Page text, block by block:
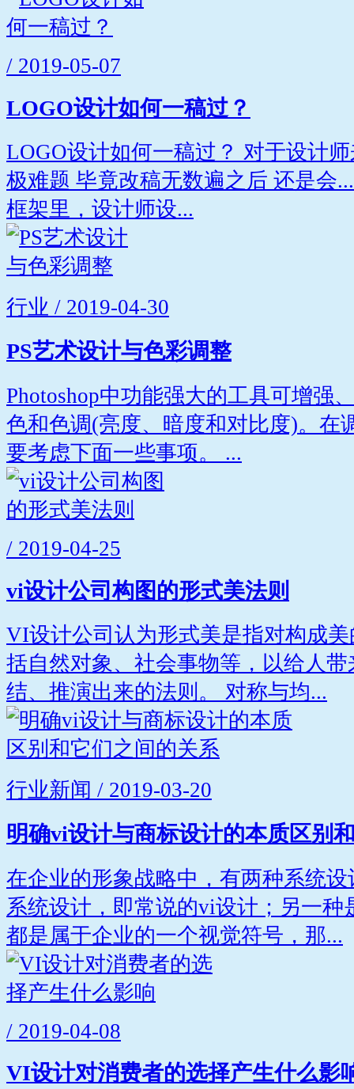
/ 2019-05-07
LOGO设计如何一稿过？
LOGO设计如何一稿过？ 对于设计
极难题 毕竟改稿无数遍之后 还是会
框架里，设计师设...
行业 / 2019-04-30
PS艺术设计与色彩调整
Photoshop中功能强大的工具可增强
色和色调(亮度、暗度和对比度)。在
要考虑下面一些事项。 ...
/ 2019-04-25
vi设计公司构图的形式美法则
VI设计公司认为形式美是指对构成
括自然对象、社会事物等，以给人
结、推演出来的法则。 对称与均...
行业新闻 / 2019-03-20
明确vi设计与商标设计的本质区别
在企业的形象战略中，有两种系统
系统设计，即常说的vi设计；另一种
都是属于企业的一个视觉符号，那...
/ 2019-04-08
VI设计对消费者的选择产生什么影